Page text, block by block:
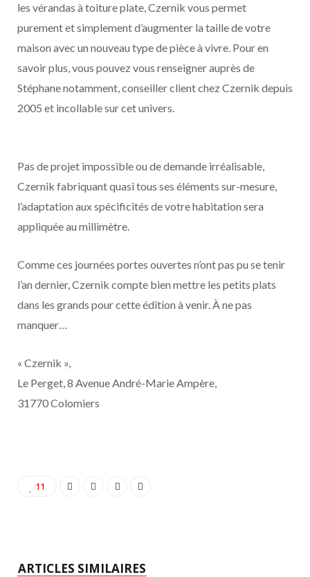
les vérandas à toiture plate, Czernik vous permet
purement et simplement d’augmenter la taille de votre
maison avec un nouveau type de pièce à vivre. Pour en
savoir plus, vous pouvez vous renseigner auprès de
Stéphane notamment, conseiller client chez Czernik depuis
2005 et incollable sur cet univers.
Pas de projet impossible ou de demande irréalisable,
Czernik fabriquant quasi tous ses éléments sur-mesure,
l’adaptation aux spécificités de votre habitation sera
appliquée au millimètre.
Comme ces journées portes ouvertes n’ont pas pu se tenir
l’an dernier, Czernik compte bien mettre les petits plats
dans les grands pour cette édition à venir. À ne pas
manquer…
« Czernik »,
Le Perget, 8 Avenue André-Marie Ampère,
31770 Colomiers
11
ARTICLES SIMILAIRES